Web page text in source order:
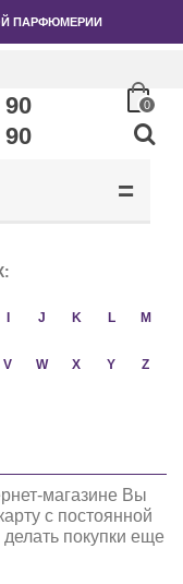
ПАРФЮМЕРИИ
90
90
0
J K L M
V W X Y Z
магазине Вы
с постоянной
покупки еще